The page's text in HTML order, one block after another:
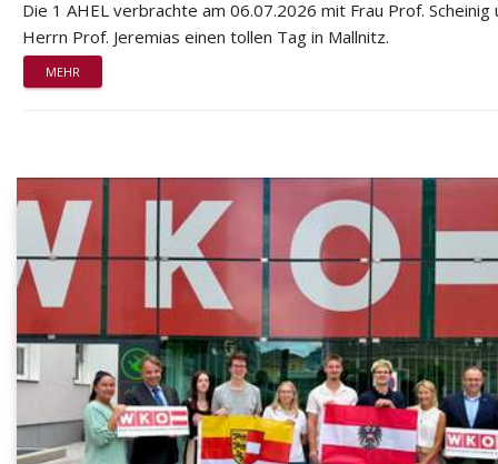
Die 1 AHEL verbrachte am 06.07.2026 mit Frau Prof. Scheinig
Herrn Prof. Jeremias einen tollen Tag in Mallnitz.
MEHR